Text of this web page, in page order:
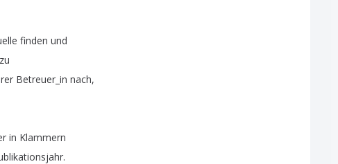
finden und
zu
Betreuer_in nach,
in Klammern
.